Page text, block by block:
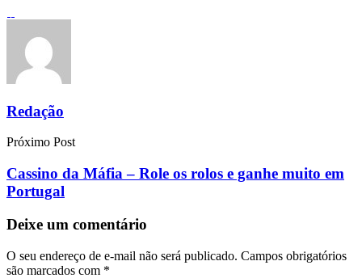
Redação
Próximo Post
Cassino da Máfia – Role os rolos e ganhe muito em
Portugal
Deixe um comentário
O seu endereço de e-mail não será publicado. Campos obrigatórios
são marcados com *